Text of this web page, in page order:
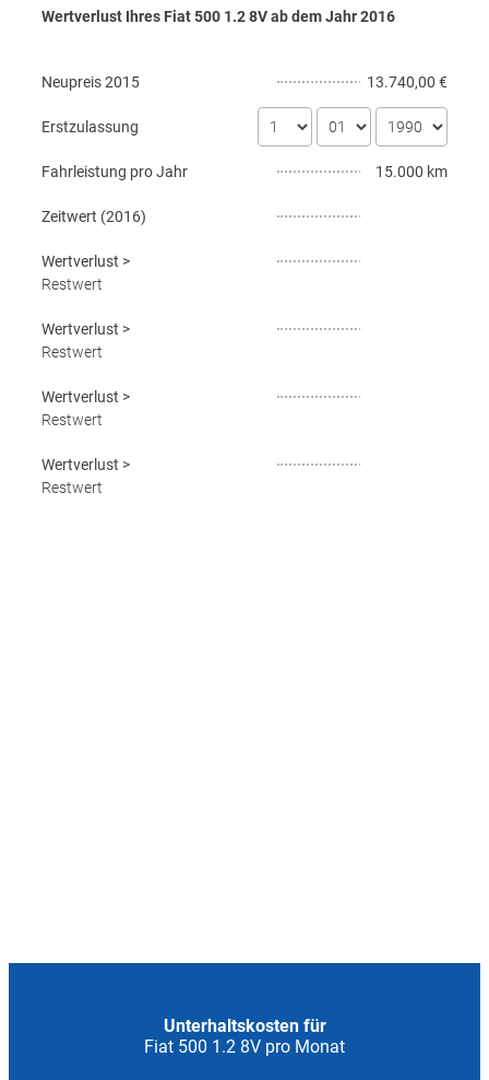
Wertverlust Ihres Fiat 500 1.2 8V ab dem Jahr2016
Neupreis2015 13.740,00 €
Erstzulassung
Fahrleistung pro Jahr 15.000 km
Zeitwert (2016)
Wertverlust >
Restwert
Wertverlust >
Restwert
Wertverlust >
Restwert
Wertverlust >
Restwert
Unterhaltskosten für
Fiat 500 1.2 8V pro Monat